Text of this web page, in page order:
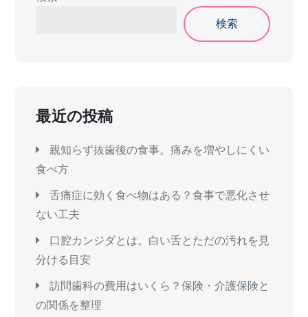
検索
最近の投稿
親知らず抜歯後の食事。痛みを増やしにくい
食べ方
舌痛症に効く食べ物はある？食事で悪化させ
ない工夫
口腔カンジダとは。白い舌とただの汚れを見
分ける目安
訪問歯科の費用はいくら？保険・介護保険と
の関係を整理